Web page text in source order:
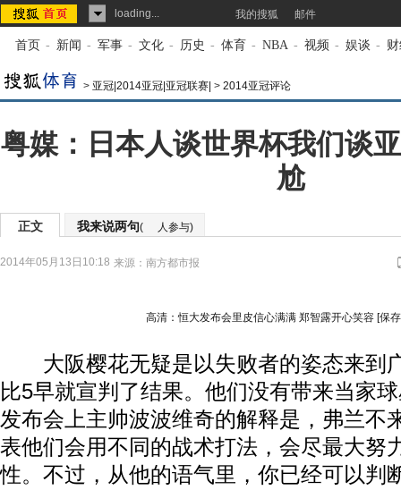
loading... 我的搜狐 邮件
首页 - 新闻 - 军事 - 文化 - 历史 - 体育 - NBA - 视频 - 娱谈 -
> 亚冠|2014亚冠|亚冠联赛| > 2014亚冠评论
粤媒：日本人谈世界杯我们谈
尬
正文 我来说两句( 人参与)
2014年05月13日10:18 来源： 南方都市报
高清：恒大发布会里皮信心满满 郑智露开心笑容 [保
大阪樱花无疑是以失败者的姿态来到
比5早就宣判了结果。他们没有带来当家
发布会上主帅波波维奇的解释是，弗兰不
表他们会用不同的战术打法，会尽最大努
性。不过，从他的语气里，你已经可以判